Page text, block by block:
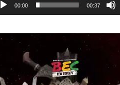
00:00 00:37